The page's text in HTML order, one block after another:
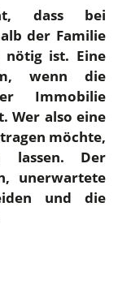
dass bei
der Familie
nötig ist. Eine
wenn die
Immobilie
Wer also eine
möchte,
lassen. Der
unerwartete
und die